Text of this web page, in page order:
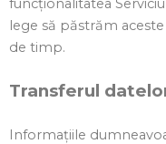
funcționalitatea
lege să păstrăm
de timp.
Transferul
Informațiile